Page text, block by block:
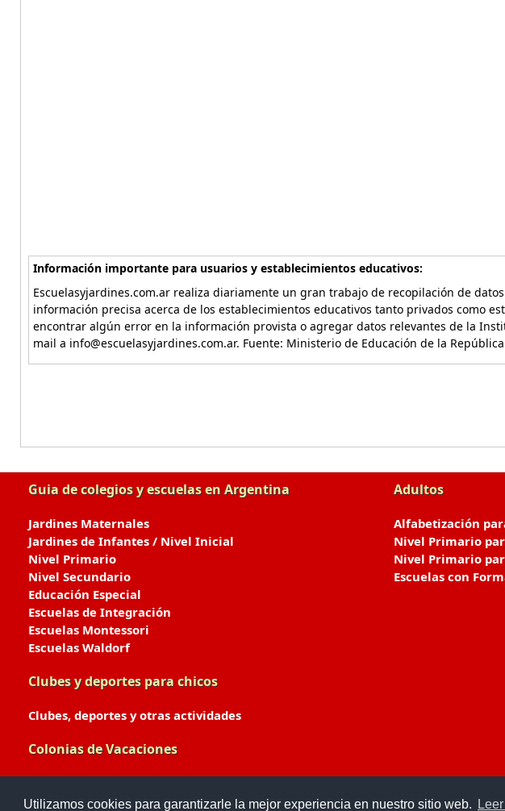
Utilizamos cookies para garantizarle la mejor experiencia en nuestro sitio web.
Información importante para usuarios y establecimientos educativos:
Escuelasyjardines.com.ar realiza diariamente un gran trabajo de recopilación de
información precisa acerca de los establecimientos educativos tanto privados como
encontrar algún error en la información provista o agregar datos relevantes de la
mail a info@escuelasyjardines.com.ar. Fuente: Ministerio de Educación de la
Guia de colegios y escuelas en Argentina
Jardines Maternales
Jardines de Infantes / Nivel Inicial
Nivel Primario
Nivel Secundario
Educación Especial
Escuelas de Integración
Escuelas Montessori
Escuelas Waldorf
Clubes y deportes para chicos
Clubes, deportes y otras actividades
Colonias de Vacaciones
Adultos
Alfabetización
Nivel Primario
Nivel Primario
Escuelas con